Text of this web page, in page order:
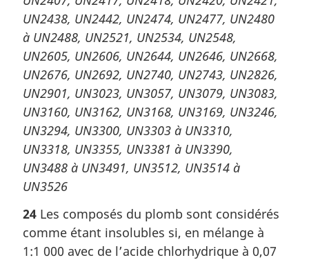
UN2438, UN2442, UN2474, UN2477, UN2480
à UN2488, UN2521, UN2534, UN2548,
UN2605, UN2606, UN2644, UN2646, UN2668,
UN2676, UN2692, UN2740, UN2743, UN2826,
UN2901, UN3023, UN3057, UN3079, UN3083,
UN3160, UN3162, UN3168, UN3169, UN3246,
UN3294, UN3300, UN3303 à UN3310,
UN3318, UN3355, UN3381 à UN3390,
UN3488 à UN3491, UN3512, UN3514 à
UN3526
24 Les composés du plomb sont considérés
comme étant insolubles si, en mélange à
1:1 000 avec de l’acide chlorhydrique à 0,07